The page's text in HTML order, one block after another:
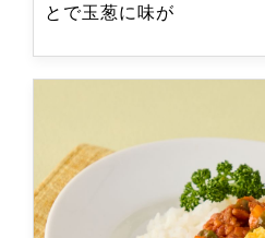
とで玉葱に味が